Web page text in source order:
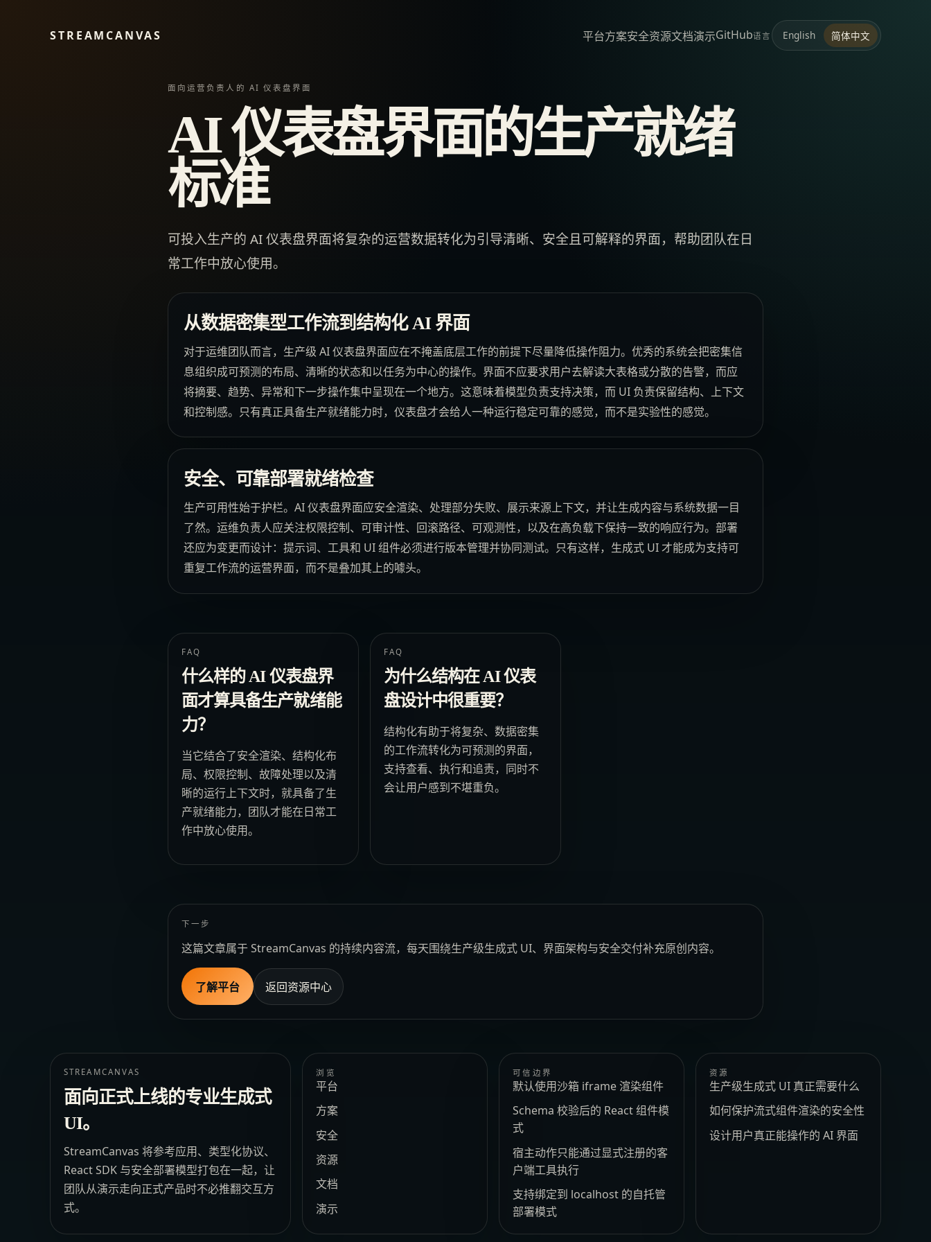
STREAMCANVAS 平台方案安全资源文档演示GitHub语言 English 简体中文
面向运营负责人的 AI 仪表盘界面
AI 仪表盘界面的生产就绪
标准
可投入生产的 AI 仪表盘界面将复杂的运营数据转化为引导清晰、安全且可解释的界面，帮助团队在日
常工作中放心使用。
从数据密集型工作流到结构化 AI 界面
对于运维团队而言，生产级 AI 仪表盘界面应在不掩盖底层工作的前提下尽量降低操作阻力。优秀的系统会把密集信
息组织成可预测的布局、清晰的状态和以任务为中心的操作。界面不应要求用户去解读大表格或分散的告警，而应
将摘要、趋势、异常和下一步操作集中呈现在一个地方。这意味着模型负责支持决策，而 UI 负责保留结构、上下文
和控制感。只有真正具备生产就绪能力时，仪表盘才会给人一种运行稳定可靠的感觉，而不是实验性的感觉。
安全、可靠部署就绪检查
生产可用性始于护栏。AI 仪表盘界面应安全渲染、处理部分失败、展示来源上下文，并让生成内容与系统数据一目
了然。运维负责人应关注权限控制、可审计性、回滚路径、可观测性，以及在高负载下保持一致的响应行为。部署
还应为变更而设计：提示词、工具和 UI 组件必须进行版本管理并协同测试。只有这样，生成式 UI 才能成为支持可
重复工作流的运营界面，而不是叠加其上的噱头。
FAQ
什么样的 AI 仪表盘界
面才算具备生产就绪能
力？
当它结合了安全渲染、结构化布
局、权限控制、故障处理以及清
晰的运行上下文时，就具备了生
产就绪能力，团队才能在日常工
作中放心使用。
FAQ
为什么结构在 AI 仪表
盘设计中很重要？
结构化有助于将复杂、数据密集
的工作流转化为可预测的界面，
支持查看、执行和追责，同时不
会让用户感到不堪重负。
下一步
这篇文章属于 StreamCanvas 的持续内容流，每天围绕生产级生成式 UI、界面架构与安全交付补充原创内容。
了解平台 返回资源中心
STREAMCANVAS
面向正式上线的专业生成式
UI。
StreamCanvas 将参考应用、类型化协议、
React SDK 与安全部署模型打包在一起，让
团队从演示走向正式产品时不必推翻交互方
式。
浏览
平台
方案
安全
资源
文档
演示
可信边界
默认使用沙箱 iframe 渲染组件
Schema 校验后的 React 组件模
式
宿主动作只能通过显式注册的客
户端工具执行
支持绑定到 localhost 的自托管
部署模式
资源
生产级生成式 UI 真正需要什么
如何保护流式组件渲染的安全性
设计用户真正能操作的 AI 界面